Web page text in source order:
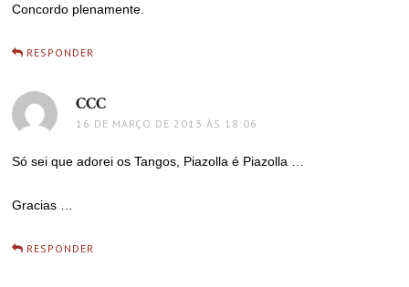
Concordo plenamente.
RESPONDER
CCC
16 DE MARÇO DE 2013 ÀS 18:06
Só sei que adorei os Tangos, Piazolla é Piazolla …
Gracias …
RESPONDER